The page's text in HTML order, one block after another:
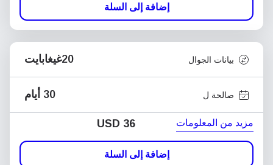
إضافة إلى السلة
بيانات الجوال 20غيغابايت
صالحة ل 30 أيام
مزيد من المعلومات USD 36
إضافة إلى السلة